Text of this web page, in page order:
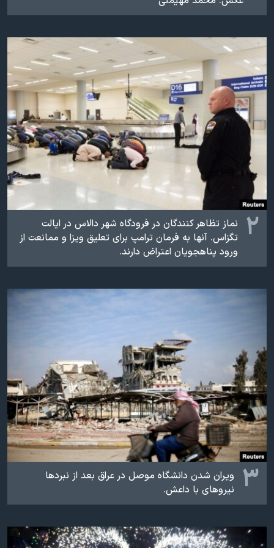
همایش محافظه‌کاران آمریکا «سی‌پک»
صفحه‌های ویژه
سفر پرزیدنت ترامپ به چین
۲
نماز تظاهر کنندگان در فرودگاه شهر دالاس در ایالت
تگزاس. آنها به فرمان ترامپ برای تعلیق ویزا و ممانعت از
ورود پناهجویان اعتراض دارند.
۳
ویران شدن دانشگاه موصل در عراق بعد از نبرد‌ها
نیروهای با داعش.